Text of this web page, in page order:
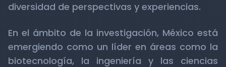
diversidad de perspectivas y experiencias.
En el ámbito de la investigación, México está
emergiendo como un líder en áreas como la
biotecnología, la ingeniería y las ciencias